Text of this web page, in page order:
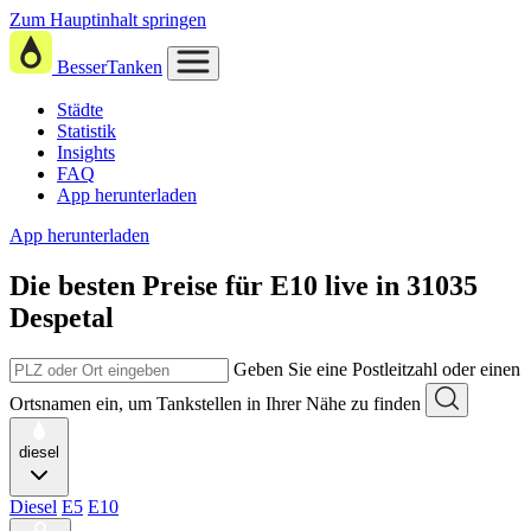
Zum Hauptinhalt springen
BesserTanken
Städte
Statistik
Insights
FAQ
App herunterladen
App herunterladen
Die besten Preise für E10 live in 31035
Despetal
Geben Sie eine Postleitzahl oder einen
Ortsnamen ein, um Tankstellen in Ihrer Nähe zu finden
diesel
Diesel E5 E10